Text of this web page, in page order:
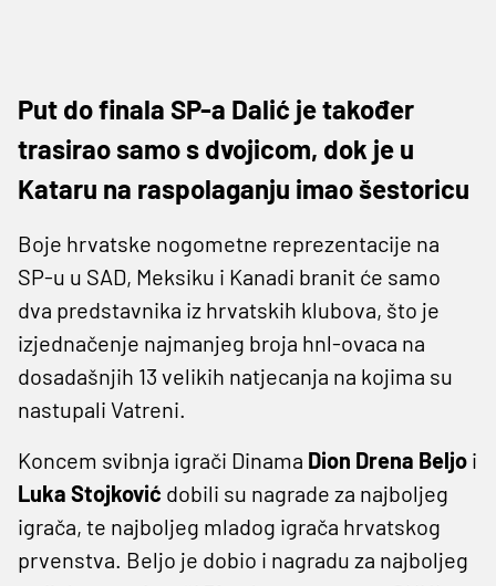
Put do finala SP-a Dalić je također
trasirao samo s dvojicom, dok je u
Kataru na raspolaganju imao šestoricu
Boje hrvatske nogometne reprezentacije na
SP-u u SAD, Meksiku i Kanadi branit će samo
dva predstavnika iz hrvatskih klubova, što je
izjednačenje najmanjeg broja hnl-ovaca na
dosadašnjih 13 velikih natjecanja na kojima su
nastupali Vatreni.
Koncem svibnja igrači Dinama Dion Drena Beljo i
Luka Stojković dobili su nagrade za najboljeg
igrača, te najboljeg mladog igrača hrvatskog
prvenstva. Beljo je dobio i nagradu za najboljeg